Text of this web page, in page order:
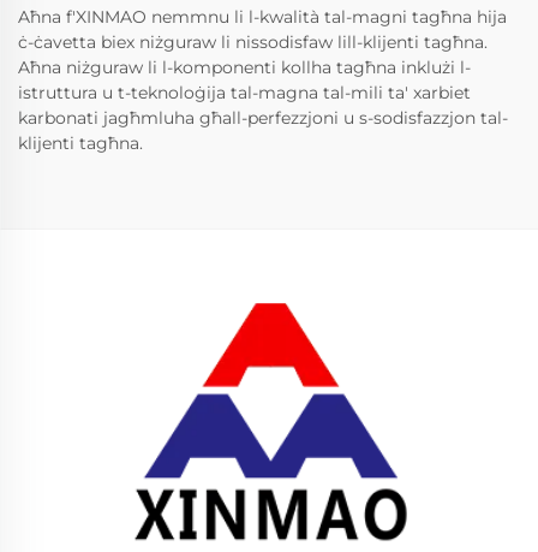
Aħna f'XINMAO nemmnu li l-kwalità tal-magni tagħna hija
ċ-ċavetta biex niżguraw li nissodisfaw lill-klijenti tagħna.
Aħna niżguraw li l-komponenti kollha tagħna inklużi l-
istruttura u t-teknoloġija tal-magna tal-mili ta' xarbiet
karbonati jagħmluha għall-perfezzjoni u s-sodisfazzjon tal-
klijenti tagħna.